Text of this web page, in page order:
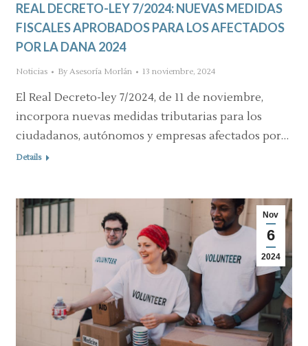
REAL DECRETO-LEY 7/2024: NUEVAS MEDIDAS
FISCALES APROBADOS PARA LOS AFECTADOS
POR LA DANA 2024
Noticias By Asesoría Morlán 13 noviembre, 2024
El Real Decreto-ley 7/2024, de 11 de noviembre,
incorpora nuevas medidas tributarias para los
ciudadanos, autónomos y empresas afectados por…
Details
Nov
6
2024